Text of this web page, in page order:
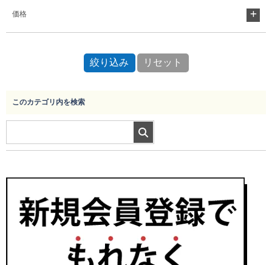
価格
このカテゴリ内を検索